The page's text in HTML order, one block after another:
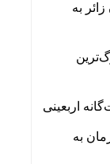
۲.۸ میلیون زائر به
به